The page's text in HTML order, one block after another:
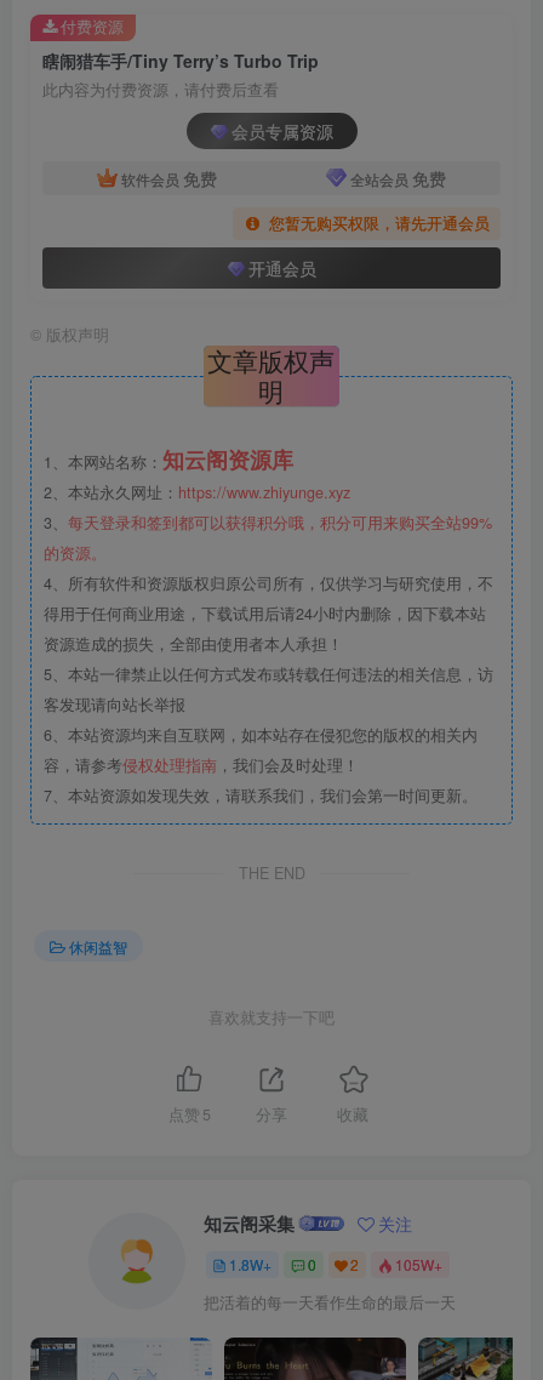
瞎闹猎车手/Tiny Terry’s Turbo Trip
此内容为付费资源，请付费后查看
会员专属资源
软件会员 免费 全站会员 免费
您暂无购买权限，请先开通会员
开通会员
付费资源
© 版权声明
文章版权声
明
1、本网站名称： 知云阁资源库
2、本站永久网址： https://www.zhiyunge.xyz
3、 每天登录和签到都可以获得积分哦，积分可用来购买全站99%
的资源。
4、所有软件和资源版权归原公司所有，仅供学习与研究使用，不
得用于任何商业用途，下载试用后请24小时内删除，因下载本站
资源造成的损失，全部由使用者本人承担！
5、本站一律禁止以任何方式发布或转载任何违法的相关信息，访
客发现请向站长举报
6、本站资源均来自互联网，如本站存在侵犯您的版权的相关内
容，请参考侵权处理指南 ，我们会及时处理！
7、本站资源如发现失效，请联系我们，我们会第一时间更新。
THE END
休闲益智
喜欢就支持一下吧
点赞 5 分享 收藏
知云阁采集 关注
1.8W+ 0 2 105W+
把活着的每一天看作生命的最后一天